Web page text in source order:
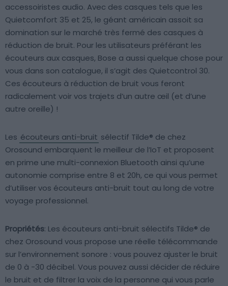
accessoiristes audio. Avec des casques tels que les
Quietcomfort 35 et 25, le géant américain assoit sa
domination sur le marché très fermé des casques à
réduction de bruit. Pour les utilisateurs préférant les
écouteurs aux casques, Bose a aussi quelque chose pour
vous dans son catalogue, il s’agit des Quietcontrol 30.
Ces écouteurs à réduction de bruit vous feront
radicalement voir vos trajets d’un autre œil (et d’une
autre oreille) !
Les écouteurs anti-bruit sélectif Tilde® de chez
Orosound embarquent le meilleur de l’IoT et proposent
en prime une multi-connexion Bluetooth ainsi qu’une
autonomie comprise entre 8 et 20h, ce qui vous permet
d’utiliser vos écouteurs anti-bruit tout au long de votre
voyage professionnel.
Propriétés: Les écouteurs anti-bruit sélectifs Tilde® de
chez Orosound vous propose une réelle télécommande
sur l’environnement sonore : vous pouvez ajuster le bruit
de 0 à -30 décibel. Vous pouvez aussi décider de réduire
le bruit et de filtrer la voix de la personne qui vous parle